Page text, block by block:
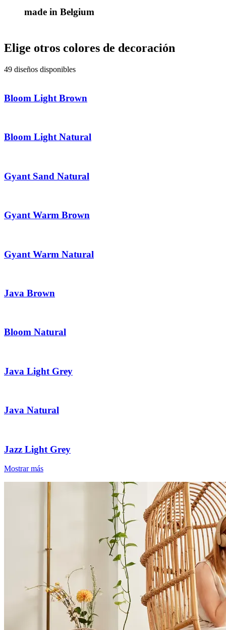
made in Belgium
Elige otros colores de decoración
49 diseños disponibles
Bloom Light Brown
Bloom Light Natural
Gyant Sand Natural
Gyant Warm Brown
Gyant Warm Natural
Java Brown
Bloom Natural
Java Light Grey
Java Natural
Jazz Light Grey
Mostrar más